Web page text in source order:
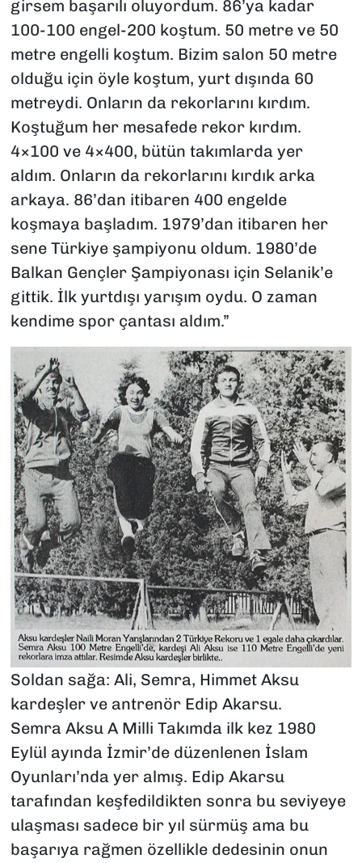
girsem başarılı oluyordum. 86’ya kadar
100-100 engel-200 koştum. 50 metre ve 50
metre engelli koştum. Bizim salon 50 metre
olduğu için öyle koştum, yurt dışında 60
metreydi. Onların da rekorlarını kırdım.
Koştuğum her mesafede rekor kırdım.
4×100 ve 4×400, bütün takımlarda yer
aldım. Onların da rekorlarını kırdık arka
arkaya. 86’dan itibaren 400 engelde
koşmaya başladım. 1979’dan itibaren her
sene Türkiye şampiyonu oldum. 1980’de
Balkan Gençler Şampiyonası için Selanik’e
gittik. İlk yurtdışı yarışım oydu. O zaman
kendime spor çantası aldım.”
Soldan sağa: Ali, Semra, Himmet Aksu
kardeşler ve antrenör Edip Akarsu.
Semra Aksu A Milli Takımda ilk kez 1980
Eylül ayında İzmir’de düzenlenen İslam
Oyunları’nda yer almış. Edip Akarsu
tarafından keşfedildikten sonra bu seviyeye
ulaşması sadece bir yıl sürmüş ama bu
başarıya rağmen özellikle dedesinin onun